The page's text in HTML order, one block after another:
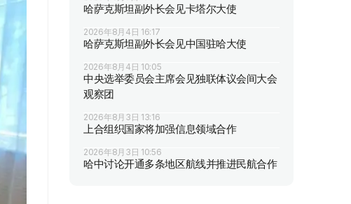
哈萨克斯坦副外长会见卡塔尔大使
2026年8月4日 16:17
哈萨克斯坦副外长会见中国驻哈大使
2026年8月4日 10:05
中央选举委员会主席会见独联体议会间大会
观察团
2026年8月3日 13:16
上合组织国家将加强信息领域合作
2026年8月3日 10:56
哈中讨论开通多条地区航线并推进民航合作